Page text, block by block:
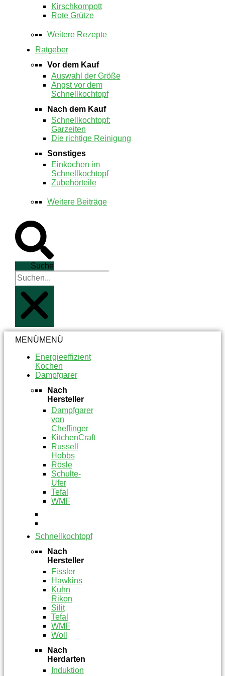
Kirschkompott
Rote Grütze
Weitere Rezepte
Ratgeber
Vor dem Kauf
Auswahl der Größe
Angst vor dem
Schnellkochtopf
Nach dem Kauf
Schnellkochtopf:
Garzeiten
Die richtige Reinigung
Sonstiges
Einkochen im
Schnellkochtopf
Zubehörteile
Weitere Beiträge
Suche
MENÜMENÜ
Energieeffizient
Kochen
Dampfgarer
Nach
Hersteller
Dampfgarer
von
Cheffinger
KitchenCraft
Russell
Hobbs
Rösle
Schulte-
Ufer
Tefal
WMF
Schnellkochtopf
Nach
Hersteller
Fissler
Hawkins
Kuhn
Rikon
Silit
Tefal
WMF
Woll
Nach
Herdarten
Induktion